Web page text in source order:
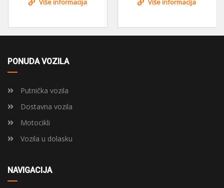
Više informacija Više
PONUDA VOZILA
Putnička vozila
Dostavna vozila
Motocikli
Vozila u dolasku
NAVIGACIJA